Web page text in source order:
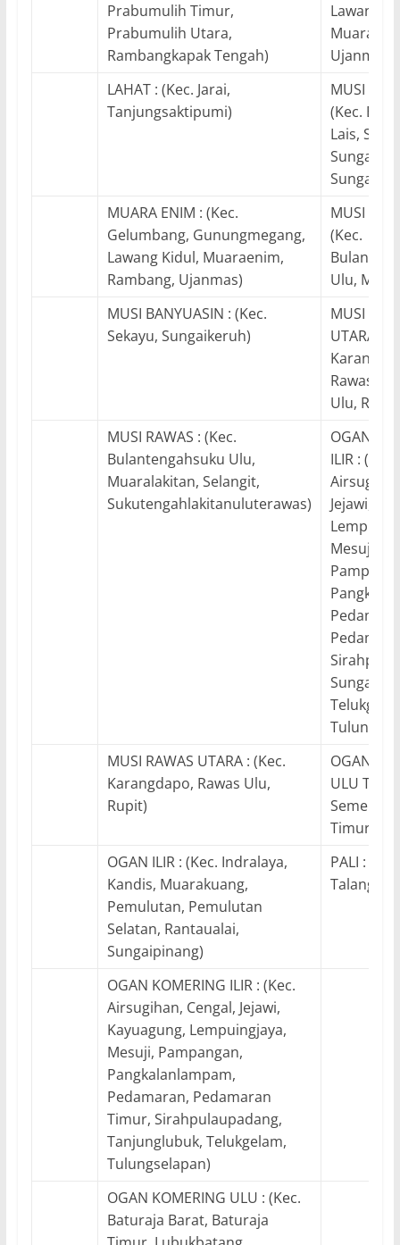
Prabumulih Timur,
Prabumulih Utara,
Rambangkapak Tengah)
Lawang
Ujanmas)
LAHAT : (Kec. Jarai,
Tanjungsaktipumi)
MUSI
(Kec.
Lais,
MUARA ENIM : (Kec.
Gelumbang, Gunungmegang,
Lawang Kidul, Muaraenim,
Rambang, Ujanmas)
MUSI
(Kec.
Ulu,
MUSI BANYUASIN : (Kec.
Sekayu, Sungaikeruh)
MUSI
UTARA :
Rawas
Ulu, Rupit)
MUSI RAWAS : (Kec.
Bulantengahsuku Ulu,
Muaralakitan, Selangit,
Sukutengahlakitanuluterawas)
OGAN
ILIR : (Kec.
Jejawi,
Mesuji,
MUSI RAWAS UTARA : (Kec.
Karangdapo, Rawas Ulu,
Rupit)
OGAN
ULU
Timur)
OGAN ILIR : (Kec. Indralaya,
Kandis, Muarakuang,
Pemulutan, Pemulutan
Selatan, Rantaualai,
Sungaipinang)
PALI :
OGAN KOMERING ILIR : (Kec.
Airsugihan, Cengal, Jejawi,
Kayuagung, Lempuingjaya,
Mesuji, Pampangan,
Pangkalanlampam,
Pedamaran, Pedamaran
Timur, Sirahpulaupadang,
Tanjunglubuk, Telukgelam,
Tulungselapan)
OGAN KOMERING ULU : (Kec.
Baturaja Barat, Baturaja